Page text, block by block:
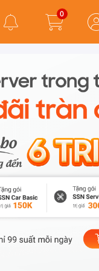
0